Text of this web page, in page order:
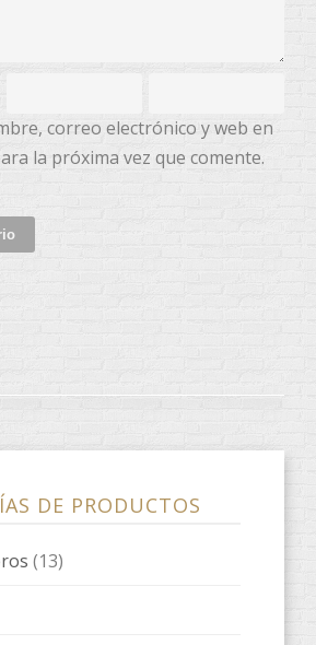
correo electrónico y web en
la próxima vez que comente.
DE PRODUCTOS
(13)